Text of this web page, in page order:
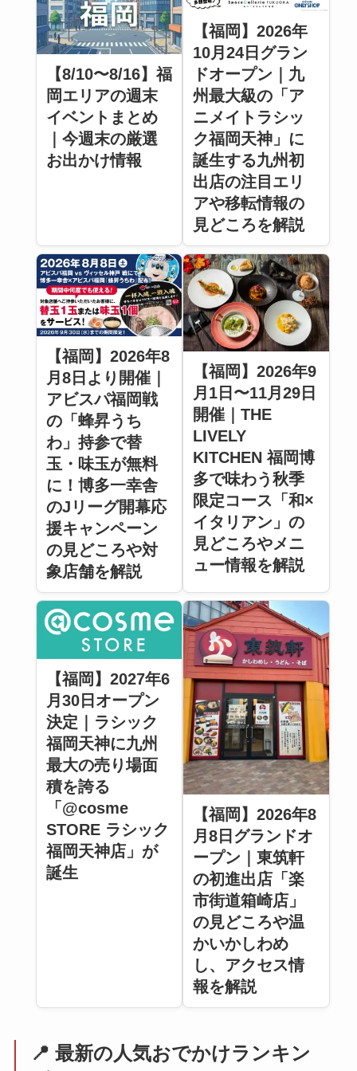
【8/10〜8/16】福
岡エリアの週末
イベントまとめ
｜今週末の厳選
お出かけ情報
【福岡】2026年
10月24日グラン
ドオープン｜九
州最大級の「ア
ニメイトラシッ
ク福岡天神」に
誕生する九州初
出店の注目エリ
アや移転情報の
見どころを解説
【福岡】2026年8
月8日より開催｜
アビスパ福岡戦
の「蜂昇うち
わ」持参で替
玉・味玉が無料
に！博多一幸舎
のJリーグ開幕応
援キャンペーン
の見どころや対
象店舗を解説
【福岡】2026年9
月1日〜11月29日
開催｜THE
LIVELY
KITCHEN 福岡博
多で味わう秋季
限定コース「和×
イタリアン」の
見どころやメニ
ュー情報を解説
【福岡】2027年6
月30日オープン
決定｜ラシック
福岡天神に九州
最大の売り場面
積を誇る
「@cosme
STORE ラシック
福岡天神店」が
誕生
【福岡】2026年8
月8日グランドオ
ープン｜東筑軒
の初進出店「楽
市街道箱崎店」
の見どころや温
かいかしわめ
し、アクセス情
報を解説
📍 最新の人気おでかけランキン